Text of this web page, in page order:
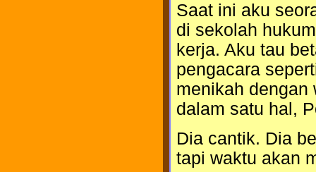
Saat ini aku
di sekolah
kerja. Aku tau
pengacara
menikah dengan
dalam satu hal,
Dia cantik. Dia
tapi waktu akan